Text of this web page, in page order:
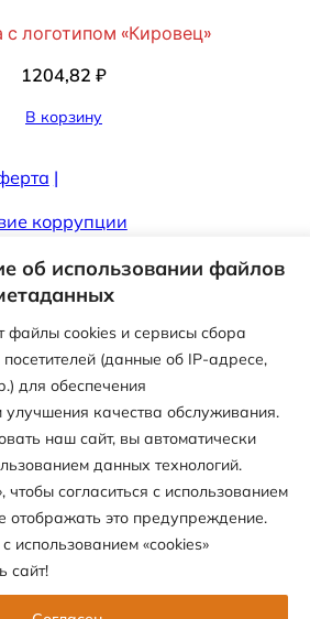
об использовании файлов
файлы cookies и сервисы сбора
(данные об IP-адресе,
для обеспечения
улучшения качества обслуживания.
наш сайт, вы автоматически
данных технологий.
чтобы согласиться с использованием
отображать это предупреждение.
использованием «cookies»
сайт!
логотипом «Кировец»
1204,82 ₽
В корзину
|
коррупции
для слабовидящих
автономное учреждение
отдыха «Перемена»